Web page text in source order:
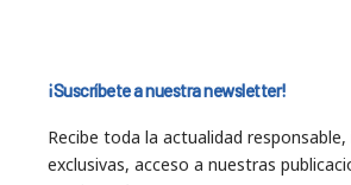
¡Suscríbete a nuestra newsletter!
Recibe toda la actualidad
exclusivas, acceso a nuestras